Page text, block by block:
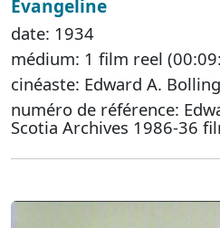
Evangeline
date: 1934
médium: 1 film reel
cinéaste: Edward A.
numéro de référence:
Scotia Archives 1986-36